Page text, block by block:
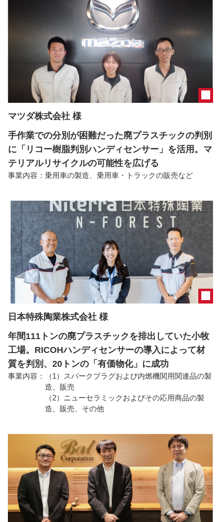
マツダ株式会社 様
手作業での分別が困難だった廃プラスチックの判別
に「リコー樹脂判別ハンディセンサー」を活用。マ
テリアルリサイクルの可能性を広げる
事業内容： 乗用車の製造、乗用車・トラックの販売など
日本特殊陶業株式会社 様
年間111トンの廃プラスチックを排出していた小牧
工場。RICOHハンディセンサーの導入によって材
質を判別、20トンの「有価物化」に成功
事業内容：
（1）スパークプラグおよび内燃機関用関連品の製
造、販売
（2）ニューセラミックおよびその応用商品の製
造、販売、その他